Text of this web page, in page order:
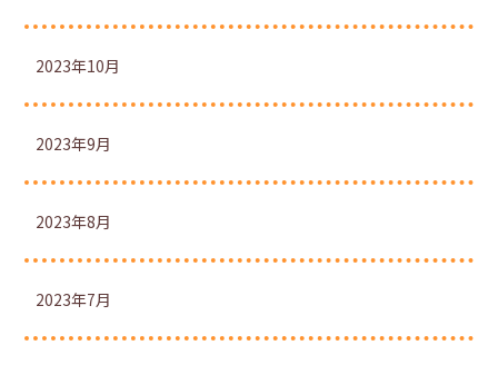
2023年10月
2023年9月
2023年8月
2023年7月